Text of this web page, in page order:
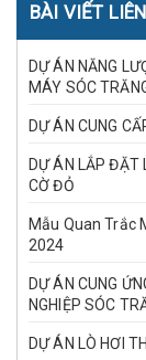
BÀI VIẾT
DỰ ÁN NĂNG
MÁY SÓC
DỰ ÁN CUNG
DỰ ÁN LẮP ĐẶT
CỜ ĐỎ
Mẫu Quan Trắc
2024
DỰ ÁN CUNG
NGHIỆP SÓC
DỰ ÁN LÒ HƠI